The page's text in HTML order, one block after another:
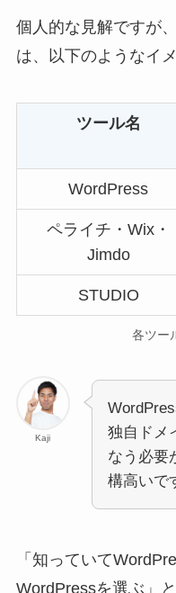
個人的な見解ですが
は、以下のようなイ
ツール名
WordPress
ペライチ・Wix・
Jimdo
STUDIO
各ツー
Kaji
独自ドメ
なう必要
構高いで
「知っていて
WordPressを選ぶ」